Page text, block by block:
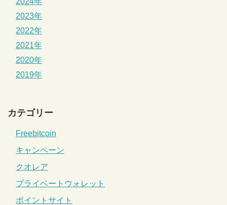
2023年
2022年
2021年
2020年
2019年
カテゴリー
Freebitcoin
キャンペーン
クオレア
プライベートウォレット
ポイントサイト